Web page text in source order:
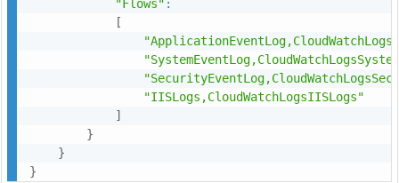
"Flows" :
[
"IISLogs,CloudWatchLogsIISLogs"
]
}
}
}